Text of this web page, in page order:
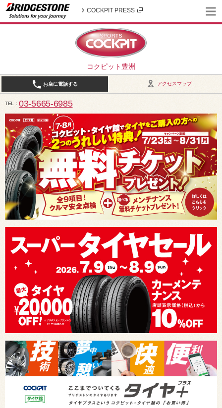
コクピット豊洲
COCKPIT PRESS
アクセスマップ
お店に電話する
TEL 03-5665-6985
10:30～19:00（作業受付18:00まで） / 定休日：2026年8月は、5日(水)、12日(水)、19日(水)、24